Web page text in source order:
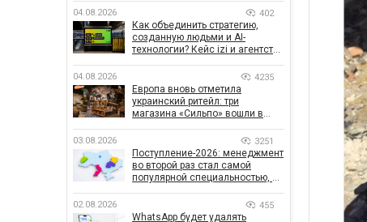
04.08.2026 402
Как объединить стратегию,
созданную людьми и AI-
технологии? Кейс izi и агентства
04.08.2026 4235
Европа вновь отметила
украинский ритейл: три
магазина «Сильпо» вошли в
03.08.2026 3251
Поступление-2026: менеджмент
во второй раз стал самой
популярной специальностью, а
рекордным за последние 5 лет
02.08.2026 455
WhatsApp будет удалять